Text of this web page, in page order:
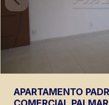
APARTAMENTO